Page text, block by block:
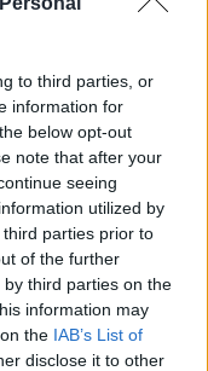
to third parties, or
information for
below opt-out
note that after your
seeing
utilized by
parties prior to
of the further
third parties on the
information may
the IAB’s List of
disclose it to other
εγώ αποκαλούσα το
ήθελες να πας,
Η ανάπτυξη
όταν μπαίναμε στο
σε πολλά
περίπτερα. Μέχρι